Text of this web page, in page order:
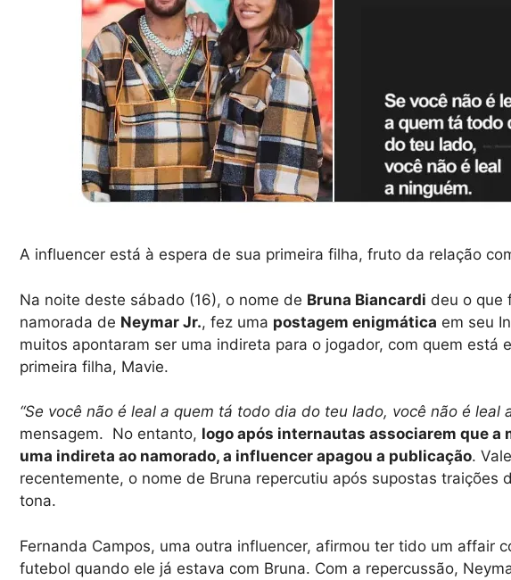
A influencer está à espera de sua primeira filha, fruto da relação
Na noite deste sábado (16), o nome de Bruna Biancardi deu o que
namorada de Neymar Jr., fez uma postagem enigmática em seu
muitos apontaram ser uma indireta para o jogador, com quem está
primeira filha, Mavie.
“Se você não é leal a quem tá todo dia do teu lado, você não é leal
mensagem. No entanto, logo após internautas associarem que a
uma indireta ao namorado, a influencer apagou a publicação.
recentemente, o nome de Bruna repercutiu após supostas traições
tona.
Fernanda Campos, uma outra influencer, afirmou ter tido um affair
futebol quando ele já estava com Bruna. Com a repercussão,